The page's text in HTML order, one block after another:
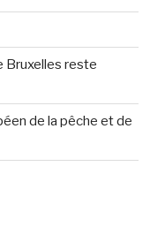
Bruxelles reste
de la pêche et de